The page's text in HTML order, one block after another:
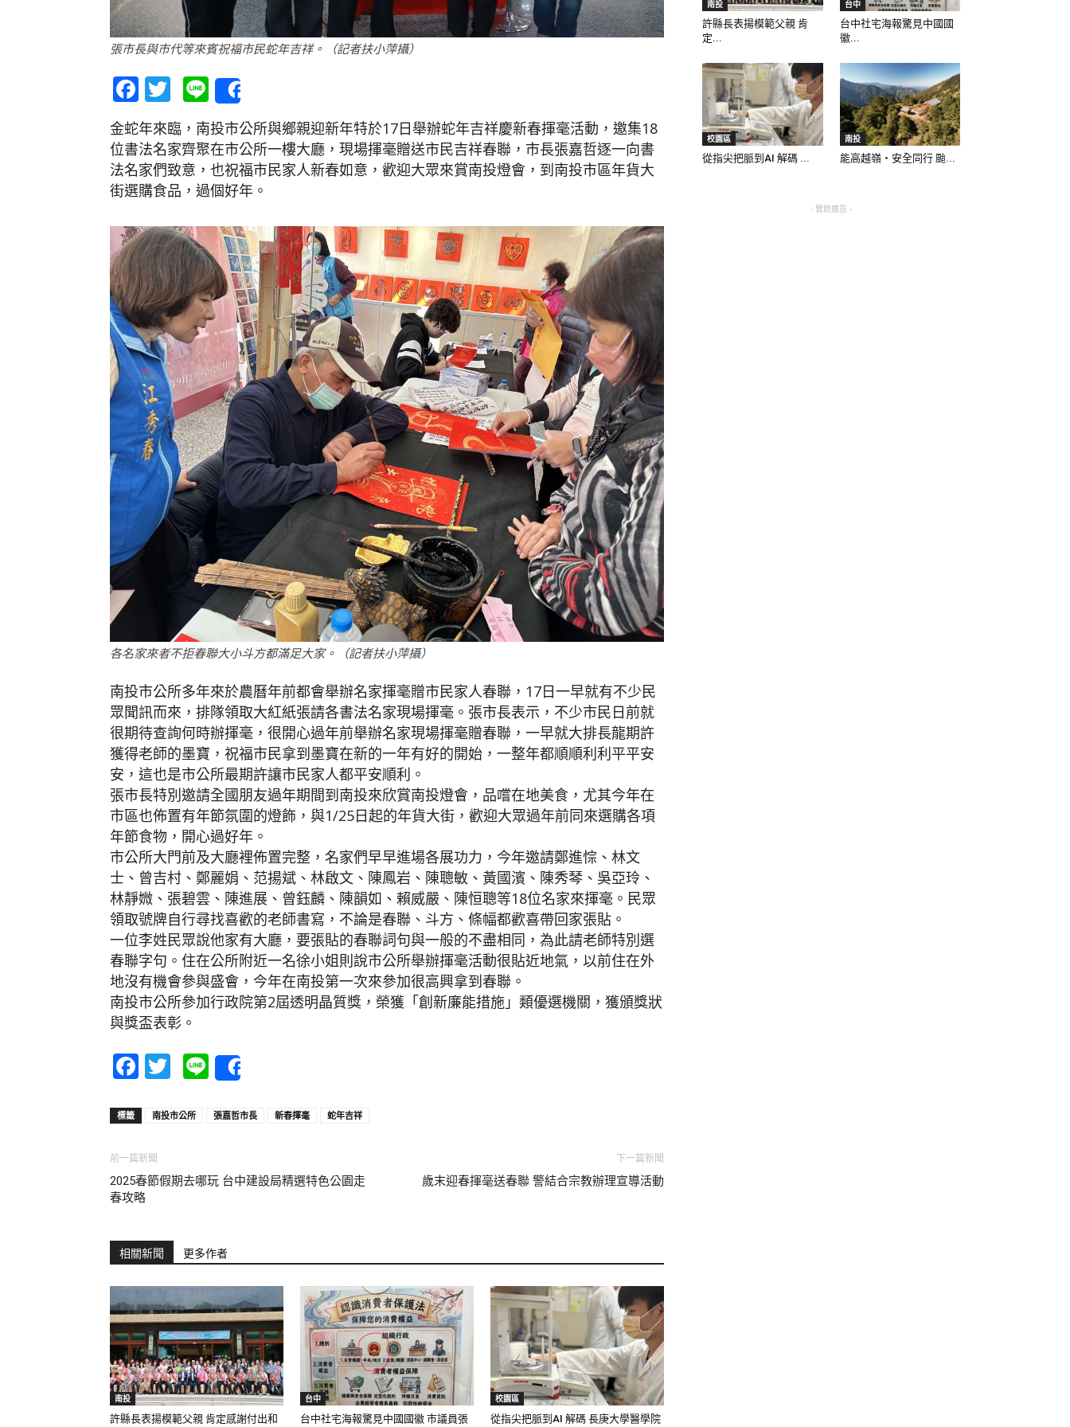
網
張市長與市代等來賓祝福市民蛇年吉祥。（記者扶小萍攝）
Facebook
Twitter
Line
金蛇年來臨，南投市公所與鄉親迎新年特於17日舉辦蛇年吉祥慶新春揮毫活動，邀集18
位書法名家齊聚在市公所一樓大廳，現場揮毫贈送市民吉祥春聯，市長張嘉哲逐一向書
法名家們致意，也祝福市民家人新春如意，歡迎大眾來賞南投燈會，到南投市區年貨大
街選購食品，過個好年。
各名家來者不拒春聯大小斗方都滿足大家。（記者扶小萍攝）
南投市公所多年來於農曆年前都會舉辦名家揮毫贈市民家人春聯，17日一早就有不少民
眾聞訊而來，排隊領取大紅紙張請各書法名家現場揮毫。張市長表示，不少市民日前就
很期待查詢何時辦揮毫，很開心過年前舉辦名家現場揮毫贈春聯，一早就大排長龍期許
獲得老師的墨寶，祝福市民拿到墨寶在新的一年有好的開始，一整年都順順利利平平安
安，這也是市公所最期許讓市民家人都平安順利。
張市長特別邀請全國朋友過年期間到南投來欣賞南投燈會，品嚐在地美食，尤其今年在
市區也佈置有年節氛圍的燈飾，與1/25日起的年貨大街，歡迎大眾過年前同來選購各項
年節食物，開心過好年。
市公所大門前及大廳裡佈置完整，名家們早早進場各展功力，今年邀請鄭進悰、林文
士、曾吉村、鄭麗娟、范揚斌、林啟文、陳鳳岩、陳聰敏、黃國濱、陳秀琴、吳亞玲、
林靜媺、張碧雲、陳進展、曾鈺麟、陳韻如、賴威嚴、陳恒聰等18位名家來揮毫。民眾
領取號牌自行尋找喜歡的老師書寫，不論是春聯、斗方、條幅都歡喜帶回家張貼。
一位李姓民眾說他家有大廳，要張貼的春聯詞句與一般的不盡相同，為此請老師特別選
春聯字句。住在公所附近一名徐小姐則說市公所舉辦揮毫活動很貼近地氣，以前住在外
地沒有機會參與盛會，今年在南投第一次來參加很高興拿到春聯。
南投市公所參加行政院第2屆透明晶質獎，榮獲「創新廉能措施」類優選機關，獲頒獎狀
與獎盃表彰。
Facebook
Twitter
Line
標籤 南投市公所 張嘉哲市長 新春揮毫 蛇年吉祥
前一篇新聞
2025春節假期去哪玩 台中建設局精選特色公園走
春攻略
下一篇新聞
歲末迎春揮毫送春聯 警結合宗教辦理宣導活動
相關新聞 更多作者
南投
許縣長表揚模範父親 肯定感謝付出和
台中
台中社宅海報驚見中國國徽 市議員張
校園區
從指尖把脈到AI 解碼 長庚大學醫學院
南投
許縣長表揚模範父親 肯
定...
台中
台中社宅海報驚見中國國
徽...
校園區
從指尖把脈到AI 解碼 ...
南投
能高越嶺‧安全同行 颱...
- 贊助廣告 -